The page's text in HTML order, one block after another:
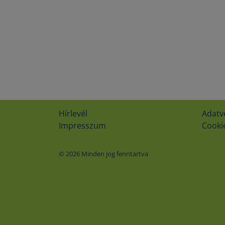
Hírlevél
Impresszum
© 2026 Minden jog fenntartva